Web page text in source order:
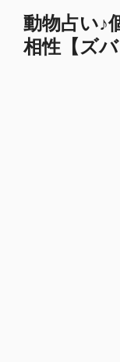
動物占い♪
相性【ズ